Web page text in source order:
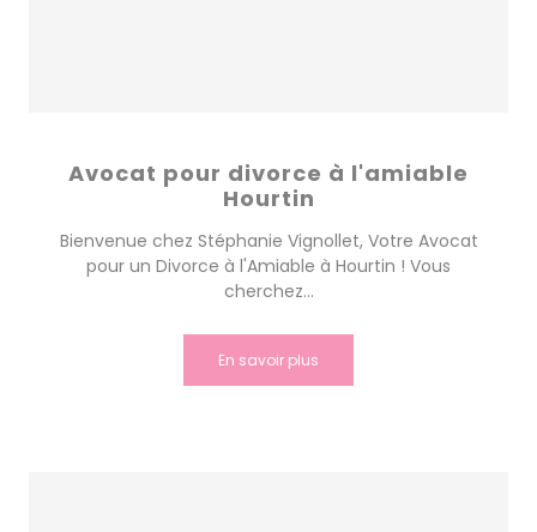
Avocat pour divorce à l'amiable
Hourtin
Bienvenue chez Stéphanie Vignollet, Votre Avocat
pour un Divorce à l'Amiable à Hourtin ! Vous
cherchez...
En savoir plus